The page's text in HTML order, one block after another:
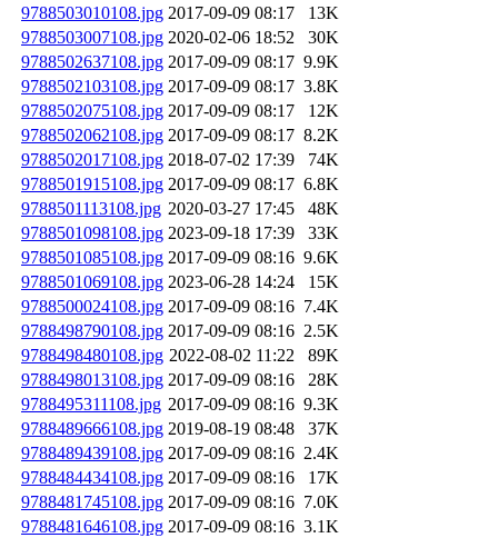
9788503010108.jpg 2017-09-09 08:17
13K
9788503007108.jpg 2020-02-06 18:52
30K
9788502637108.jpg 2017-09-09 08:17 9.9K
9788502103108.jpg 2017-09-09 08:17 3.8K
9788502075108.jpg 2017-09-09 08:17
12K
9788502062108.jpg 2017-09-09 08:17 8.2K
9788502017108.jpg 2018-07-02 17:39
74K
9788501915108.jpg 2017-09-09 08:17 6.8K
9788501113108.jpg 2020-03-27 17:45
48K
9788501098108.jpg 2023-09-18 17:39
33K
9788501085108.jpg 2017-09-09 08:16 9.6K
9788501069108.jpg 2023-06-28 14:24
15K
9788500024108.jpg 2017-09-09 08:16 7.4K
9788498790108.jpg 2017-09-09 08:16 2.5K
9788498480108.jpg 2022-08-02 11:22
89K
9788498013108.jpg 2017-09-09 08:16
28K
9788495311108.jpg 2017-09-09 08:16 9.3K
9788489666108.jpg 2019-08-19 08:48
37K
9788489439108.jpg 2017-09-09 08:16 2.4K
9788484434108.jpg 2017-09-09 08:16
17K
9788481745108.jpg 2017-09-09 08:16 7.0K
9788481646108.jpg 2017-09-09 08:16 3.1K